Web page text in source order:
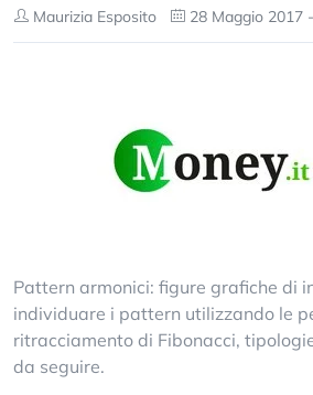
Maurizia Esposito 28 Maggio 2017
Pattern armonici: figure grafiche di
individuare i pattern utilizzando le
ritracciamento di Fibonacci,
da seguire.